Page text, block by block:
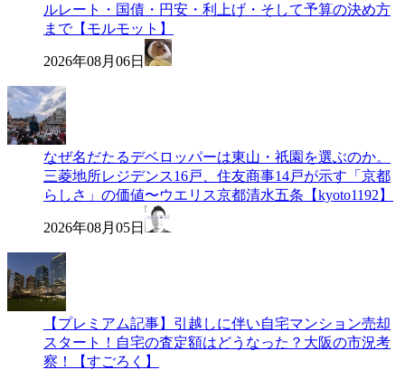
ルレート・国債・円安・利上げ・そして予算の決め方
まで【モルモット】
2026年08月06日
なぜ名だたるデベロッパーは東山・祇園を選ぶのか。
三菱地所レジデンス16戸、住友商事14戸が示す「京都
らしさ」の価値〜ウエリス京都清水五条【kyoto1192】
2026年08月05日
【プレミアム記事】引越しに伴い自宅マンション売却
スタート！自宅の査定額はどうなった？大阪の市況考
察！【すごろく】